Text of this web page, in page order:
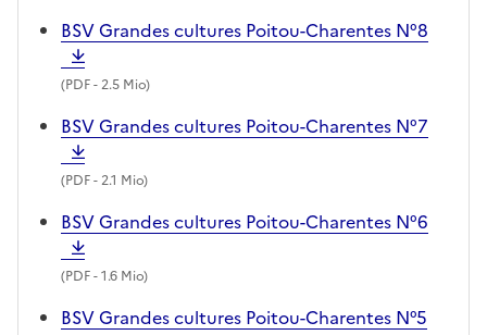
BSV Grandes cultures Poitou-Charentes N°8
(PDF- 2.5 Mio)
BSV Grandes cultures Poitou-Charentes N°7
(PDF- 2.1 Mio)
BSV Grandes cultures Poitou-Charentes N°6
(PDF- 1.6 Mio)
BSV Grandes cultures Poitou-Charentes N°5